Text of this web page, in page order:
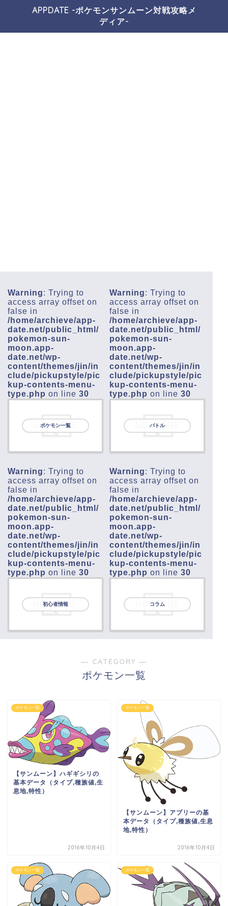
APPDATE -ポケモンサンムーン対戦攻略メ
ディア-
Warning: Trying to
access array offset on
false in
/home/archieve/app-
date.net/public_html/
pokemon-sun-
moon.app-
date.net/wp-
content/themes/jin/in
clude/pickupstyle/pic
kup-contents-menu-
type.php on line 30
ポケモン一覧
Warning: Trying to
access array offset on
false in
/home/archieve/app-
date.net/public_html/
pokemon-sun-
moon.app-
date.net/wp-
content/themes/jin/in
clude/pickupstyle/pic
kup-contents-menu-
type.php on line 30
バトル
Warning: Trying to
access array offset on
false in
/home/archieve/app-
date.net/public_html/
pokemon-sun-
moon.app-
date.net/wp-
content/themes/jin/in
clude/pickupstyle/pic
kup-contents-menu-
type.php on line 30
初心者情報
Warning: Trying to
access array offset on
false in
/home/archieve/app-
date.net/public_html/
pokemon-sun-
moon.app-
date.net/wp-
content/themes/jin/in
clude/pickupstyle/pic
kup-contents-menu-
type.php on line 30
コラム
― CATEGORY ―
ポケモン一覧
ポケモン一覧
【サンムーン】ハギギシリの
基本データ（タイプ,種族値,生
息地,特性）
2016年10月4日
ポケモン一覧
【サンムーン】アブリーの基
本データ（タイプ,種族値,生息
地,特性）
2016年10月4日
ポケモン一覧 ポケモン一覧